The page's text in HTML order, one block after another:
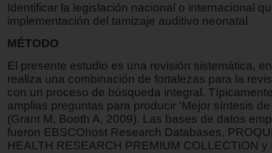
Identificar la legislación nacional o internacional
implementación del tamizaje auditivo neonatal
MÉTODO
El presente estudio es una revisión sistemática,
realiza una combinación de fortalezas para la
con un proceso de búsqueda integral.
amplias preguntas para producir 'Mejor síntesis
(Grant M, Booth A, 2009). Las bases de datos
fueron EBSCOhost Research Databases,
HEALTH RESEARCH PREMIUM COLLECTION